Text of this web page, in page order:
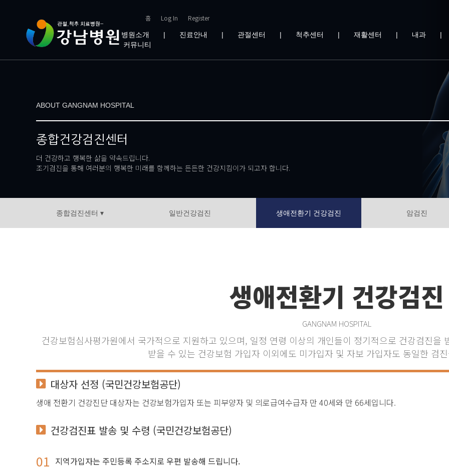
홈 Log In Register
병원소개 | 진료안내 | 관절센터 | 척추센터 | 재활센터 | 내과 |
커뮤니티
ABOUT GANGNAM HOSPITAL
종합건강검진센터
더 건강하고 행복한 삶을 약속드립니다.
조기검진을 통해 여러분의 행복한 미래를 함께하는 든든한 건강지킴이가 되고자 합니다.
종합검진센터 ▾ 일반건강검진 생애전환기 건강검진 암검진
생애전환기 건강검진
GANGNAM HOSPITAL
건강보험심사평가원에서 국가적으로 지원하고 있으며, 일정 연령 이상의 개인들이 정기적으로 건강검진을
받을 수 있는 건강보험 가입자 이외에도 미가입자 및 자보 가입자도 동일한 검
대상자 선정 (국민건강보험공단)
생애 전환기 건강진단 대상자는 건강보험가입자 또는 피부양자 및 의로급여수급자 만 40세와 만 66세입니다.
건강검진표 발송 및 수령 (국민건강보험공단)
지역가입자는 주민등록 주소지로 우편 발송해 드립니다.